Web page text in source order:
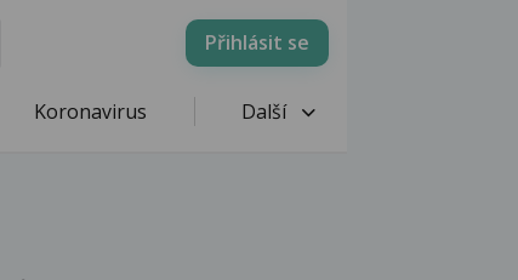
Přihlásit se
Koronavirus Další